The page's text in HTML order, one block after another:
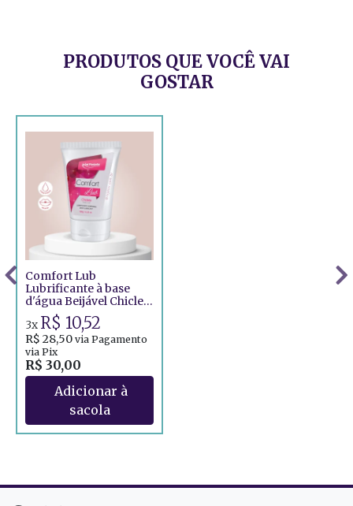
PRODUTOS QUE VOCÊ VAI
GOSTAR
Comfort Lub
Lubrificante à base
d'água Beijável Chiclete
- 120g
R$ 30,00
3x R$ 10,52
R$ 28,50 via Pagamento
via Pix